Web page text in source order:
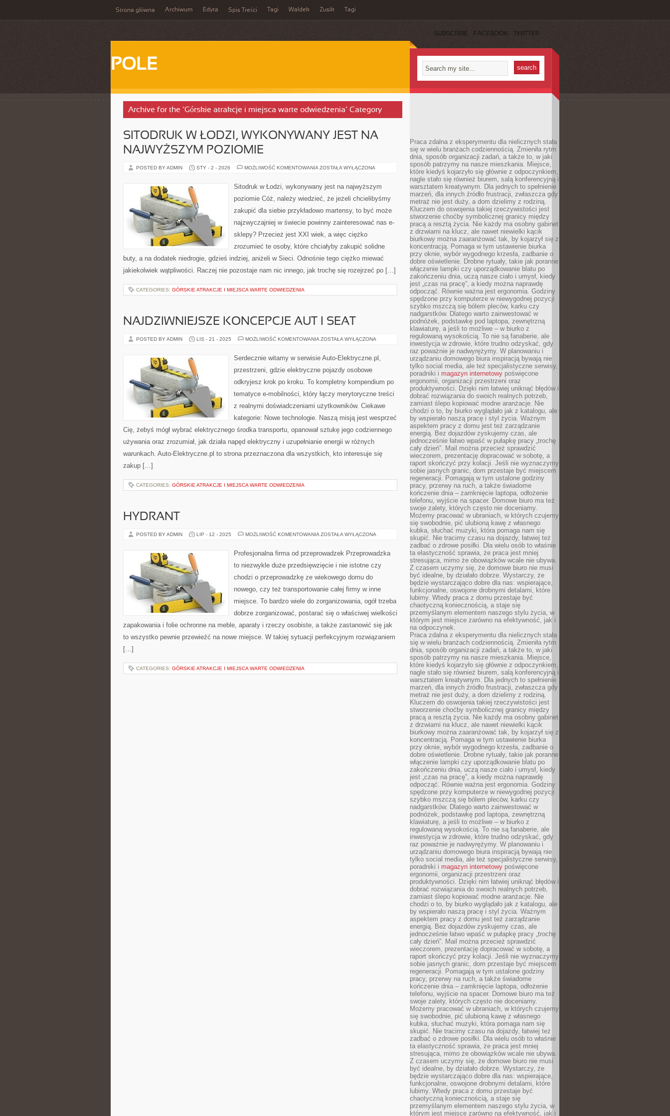
Strona główna Archiwum Edyta Spis Treści Tagi Waldek Zusik Tagi
SUBSCRIBE FACEBOOK TWITTER
POLE
Archive for the ‘Górskie atrakcje i miejsca warte odwiedzenia’ Category
SITODRUK W ŁODZI, WYKONYWANY JEST NA
NAJWYŻSZYM POZIOMIE
POSTED BY ADMIN STY - 2 - 2026 MOŻLIWOŚĆ KOMENTOWANIA SITODRUK
WYKONYWANY
JEST
NAJWYŻSZYM
ZOSTAŁA WYŁĄCZONA
Sitodruk w Łodzi, wykonywany jest na najwyższym
poziomie Cóż, należy wiedzieć, że jeżeli chcielibyśmy
zakupić dla siebie przykładowo martensy, to być może
najzwyczajniej w świecie powinny zainteresować nas e-
sklepy? Przecież jest XXI wiek, a więc ciężko
zrozumieć te osoby, które chciałyby zakupić solidne
buty, a na dodatek niedrogie, gdzieś indziej, aniżeli w Sieci. Odnośnie tego ciężko miewać
jakiekolwiek wątpliwości. Raczej nie pozostaje nam nic innego, jak trochę się rozejrzeć po […]
CATEGORIES: GÓRSKIE ATRAKCJE I MIEJSCA WARTE ODWIEDZENIA
NAJDZIWNIEJSZE KONCEPCJE AUT I SEAT
POSTED BY ADMIN LIS - 21 - 2025 MOŻLIWOŚĆ KOMENTOWANIA NAJDZIWNIEJSZE
SEAT
ZOSTAŁA WYŁĄCZONA
Serdecznie witamy w serwisie Auto-Elektryczne.pl,
przestrzeni, gdzie elektryczne pojazdy osobowe
odkryjesz krok po kroku. To kompletny kompendium po
tematyce e-mobilności, który łączy merytoryczne treści
z realnymi doświadczeniami użytkowników. Ciekawe
kategorie: Nowe technologie. Naszą misją jest wesprzeć
Cię, żebyś mógł wybrać elektrycznego środka transportu, opanował sztukę jego codziennego
używania oraz zrozumiał, jak działa napęd elektryczny i uzupełnianie energii w różnych
warunkach. Auto-Elektryczne.pl to strona przeznaczona dla wszystkich, kto interesuje się
zakup […]
CATEGORIES: GÓRSKIE ATRAKCJE I MIEJSCA WARTE ODWIEDZENIA
HYDRANT
POSTED BY ADMIN LIP - 12 - 2025 MOŻLIWOŚĆ KOMENTOWANIA HYDRANT
ZOSTAŁA WYŁĄCZONA
Profesjonalna firma od przeprowadzek Przeprowadzka
to niezwykle duże przedsięwzięcie i nie istotne czy
chodzi o przeprowadzkę ze wiekowego domu do
nowego, czy też transportowanie całej firmy w inne
miejsce. To bardzo wiele do zorganizowania, ogół trzeba
dobrze zorganizować, postarać się o właściwej wielkości
zapakowania i folie ochronne na meble, aparaty i rzeczy osobiste, a także zastanowić się jak
to wszystko pewnie przewieźć na nowe miejsce. W takiej sytuacji perfekcyjnym rozwiązaniem
[…]
CATEGORIES: GÓRSKIE ATRAKCJE I MIEJSCA WARTE ODWIEDZENIA
Praca zdalna z eksperymentu dla nielicznych stała
się w wielu branżach codziennością. Zmieniła rytm
dnia, sposób organizacji zadań, a także to, w jaki
sposób patrzymy na nasze mieszkania. Miejsce,
które kiedyś kojarzyło się głównie z odpoczynkiem,
nagle stało się również biurem, salą konferencyjną i
warsztatem kreatywnym. Dla jednych to spełnienie
marzeń, dla innych źródło frustracji, zwłaszcza gdy
metraż nie jest duży, a dom dzielimy z rodziną.
Kluczem do oswojenia takiej rzeczywistości jest
stworzenie choćby symbolicznej granicy między
pracą a resztą życia. Nie każdy ma osobny gabinet
z drzwiami na klucz, ale nawet niewielki kącik
biurkowy można zaaranżować tak, by kojarzył się z
koncentracją. Pomaga w tym ustawienie biurka
przy oknie, wybór wygodnego krzesła, zadbanie o
dobre oświetlenie. Drobne rytuały, takie jak poranne
włączenie lampki czy uporządkowanie blatu po
zakończeniu dnia, uczą nasze ciało i umysł, kiedy
jest „czas na pracę”, a kiedy można naprawdę
odpocząć. Równie ważna jest ergonomia. Godziny
spędzone przy komputerze w niewygodnej pozycji
szybko mszczą się bólem pleców, karku czy
nadgarstków. Dlatego warto zainwestować w
podnóżek, podstawkę pod laptopa, zewnętrzną
klawiaturę, a jeśli to możliwe – w biurko z
regulowaną wysokością. To nie są fanaberie, ale
inwestycja w zdrowie, które trudno odzyskać, gdy
raz poważnie je nadwyrężymy. W planowaniu i
urządzaniu domowego biura inspiracją bywają nie
tylko social media, ale też specjalistyczne serwisy,
poradniki i magazyn internetowy poświęcone
ergonomii, organizacji przestrzeni oraz
produktywności. Dzięki nim łatwiej uniknąć błędów i
dobrać rozwiązania do swoich realnych potrzeb,
zamiast ślepo kopiować modne aranżacje. Nie
chodzi o to, by biurko wyglądało jak z katalogu, ale
by wspierało naszą pracę i styl życia. Ważnym
aspektem pracy z domu jest też zarządzanie
energią. Bez dojazdów zyskujemy czas, ale
jednocześnie łatwo wpaść w pułapkę pracy „trochę
cały dzień”. Mail można przecież sprawdzić
wieczorem, prezentację dopracować w sobotę, a
raport skończyć przy kolacji. Jeśli nie wyznaczymy
sobie jasnych granic, dom przestaje być miejscem
regeneracji. Pomagają w tym ustalone godziny
pracy, przerwy na ruch, a także świadome
kończenie dnia – zamknięcie laptopa, odłożenie
telefonu, wyjście na spacer. Domowe biuro ma też
swoje zalety, których często nie doceniamy.
Możemy pracować w ubraniach, w których czujemy
się swobodnie, pić ulubioną kawę z własnego
kubka, słuchać muzyki, która pomaga nam się
skupić. Nie tracimy czasu na dojazdy, łatwiej też
zadbać o zdrowe posiłki. Dla wielu osób to właśnie
ta elastyczność sprawia, że praca jest mniej
stresująca, mimo że obowiązków wcale nie ubywa.
Z czasem uczymy się, że domowe biuro nie musi
być idealne, by działało dobrze. Wystarczy, że
będzie wystarczająco dobre dla nas: wspierające,
funkcjonalne, oswojone drobnymi detalami, które
lubimy. Wtedy praca z domu przestaje być
chaotyczną koniecznością, a staje się
przemyślanym elementem naszego stylu życia, w
którym jest miejsce zarówno na efektywność, jak i
na odpoczynek.
Praca zdalna z eksperymentu dla nielicznych stała
się w wielu branżach codziennością. Zmieniła rytm
dnia, sposób organizacji zadań, a także to, w jaki
sposób patrzymy na nasze mieszkania. Miejsce,
które kiedyś kojarzyło się głównie z odpoczynkiem,
nagle stało się również biurem, salą konferencyjną i
warsztatem kreatywnym. Dla jednych to spełnienie
marzeń, dla innych źródło frustracji, zwłaszcza gdy
metraż nie jest duży, a dom dzielimy z rodziną.
Kluczem do oswojenia takiej rzeczywistości jest
stworzenie choćby symbolicznej granicy między
pracą a resztą życia. Nie każdy ma osobny gabinet
z drzwiami na klucz, ale nawet niewielki kącik
biurkowy można zaaranżować tak, by kojarzył się z
koncentracją. Pomaga w tym ustawienie biurka
przy oknie, wybór wygodnego krzesła, zadbanie o
dobre oświetlenie. Drobne rytuały, takie jak poranne
włączenie lampki czy uporządkowanie blatu po
zakończeniu dnia, uczą nasze ciało i umysł, kiedy
jest „czas na pracę”, a kiedy można naprawdę
odpocząć. Równie ważna jest ergonomia. Godziny
spędzone przy komputerze w niewygodnej pozycji
szybko mszczą się bólem pleców, karku czy
nadgarstków. Dlatego warto zainwestować w
podnóżek, podstawkę pod laptopa, zewnętrzną
klawiaturę, a jeśli to możliwe – w biurko z
regulowaną wysokością. To nie są fanaberie, ale
inwestycja w zdrowie, które trudno odzyskać, gdy
raz poważnie je nadwyrężymy. W planowaniu i
urządzaniu domowego biura inspiracją bywają nie
tylko social media, ale też specjalistyczne serwisy,
poradniki i magazyn internetowy poświęcone
ergonomii, organizacji przestrzeni oraz
produktywności. Dzięki nim łatwiej uniknąć błędów i
dobrać rozwiązania do swoich realnych potrzeb,
zamiast ślepo kopiować modne aranżacje. Nie
chodzi o to, by biurko wyglądało jak z katalogu, ale
by wspierało naszą pracę i styl życia. Ważnym
aspektem pracy z domu jest też zarządzanie
energią. Bez dojazdów zyskujemy czas, ale
jednocześnie łatwo wpaść w pułapkę pracy „trochę
cały dzień”. Mail można przecież sprawdzić
wieczorem, prezentację dopracować w sobotę, a
raport skończyć przy kolacji. Jeśli nie wyznaczymy
sobie jasnych granic, dom przestaje być miejscem
regeneracji. Pomagają w tym ustalone godziny
pracy, przerwy na ruch, a także świadome
kończenie dnia – zamknięcie laptopa, odłożenie
telefonu, wyjście na spacer. Domowe biuro ma też
swoje zalety, których często nie doceniamy.
Możemy pracować w ubraniach, w których czujemy
się swobodnie, pić ulubioną kawę z własnego
kubka, słuchać muzyki, która pomaga nam się
skupić. Nie tracimy czasu na dojazdy, łatwiej też
zadbać o zdrowe posiłki. Dla wielu osób to właśnie
ta elastyczność sprawia, że praca jest mniej
stresująca, mimo że obowiązków wcale nie ubywa.
Z czasem uczymy się, że domowe biuro nie musi
być idealne, by działało dobrze. Wystarczy, że
będzie wystarczająco dobre dla nas: wspierające,
funkcjonalne, oswojone drobnymi detalami, które
lubimy. Wtedy praca z domu przestaje być
chaotyczną koniecznością, a staje się
przemyślanym elementem naszego stylu życia, w
którym jest miejsce zarówno na efektywność, jak i